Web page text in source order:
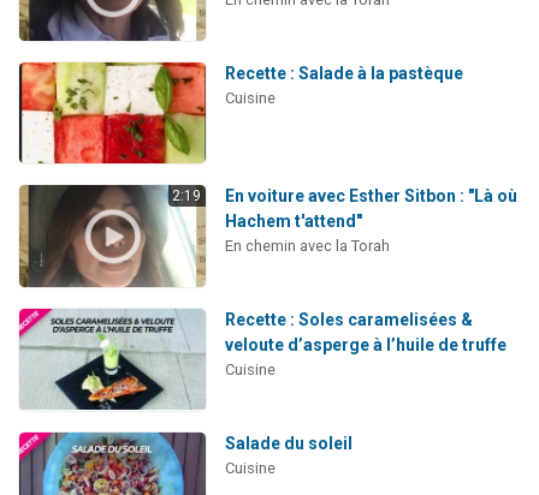
Recette : Salade à la pastèque
Cuisine
2:19
En voiture avec Esther Sitbon : "Là où
Hachem t'attend"
En chemin avec la Torah
Recette : Soles caramelisées &
veloute d’asperge à l’huile de truffe
Cuisine
Salade du soleil
Cuisine